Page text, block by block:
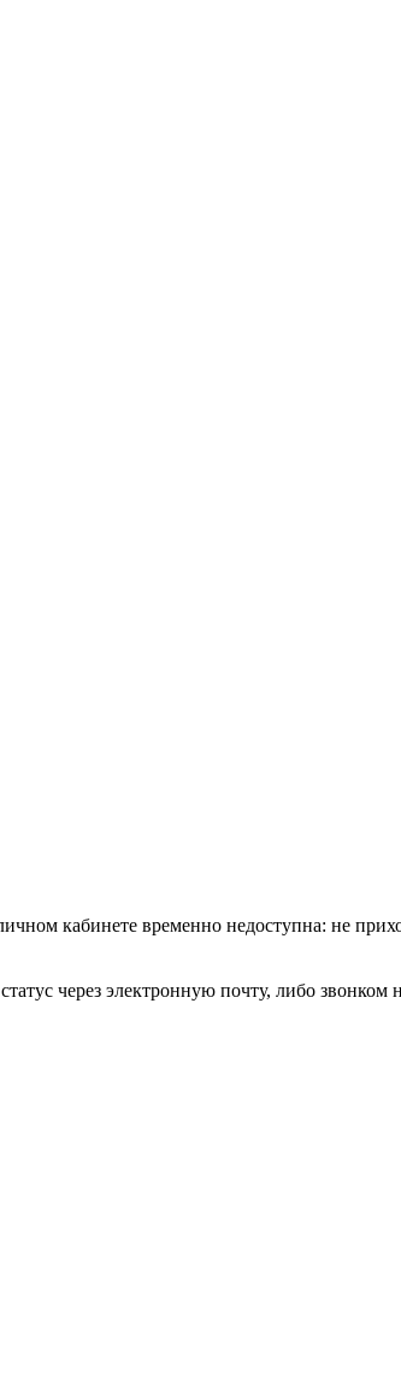
кабинете временно недоступна: не
через электронную почту, либо